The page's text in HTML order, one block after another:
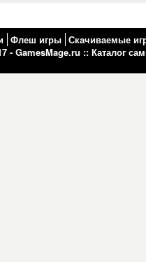
Флеш игры Скачиваемые
- GamesMage.ru :: Каталог